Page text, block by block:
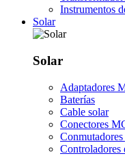
Instrumentos
Solar
Solar
Adaptadores
Baterías
Cable solar
Conectores
Controladores